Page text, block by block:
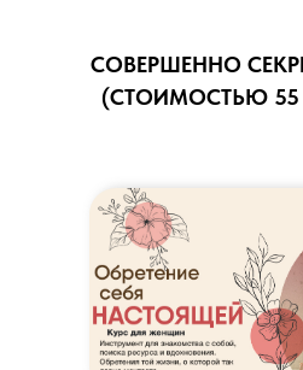
СОВЕРШЕННО
(СТОИМОСТЬЮ 55